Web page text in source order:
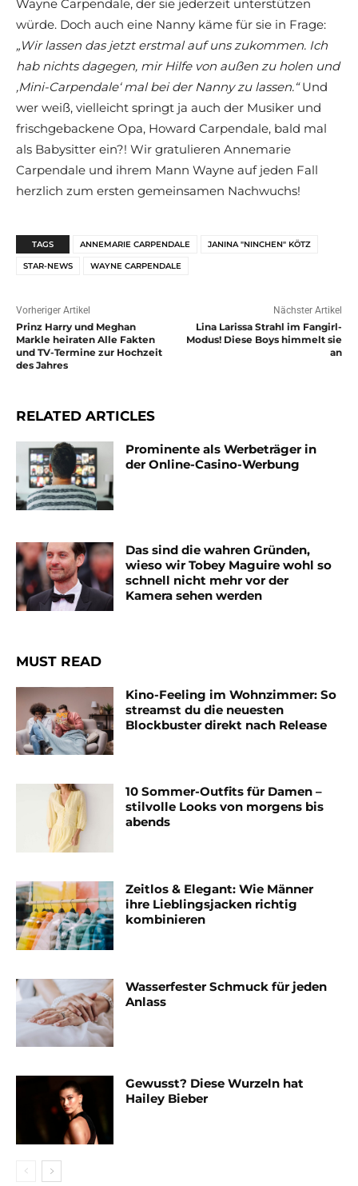
Wayne Carpendale, der sie jederzeit unterstützen
würde. Doch auch eine Nanny käme für sie in Frage:
„Wir lassen das jetzt erstmal auf uns zukommen. Ich
hab nichts dagegen, mir Hilfe von außen zu holen und
‚Mini-Carpendale‘ mal bei der Nanny zu lassen.“Und
wer weiß, vielleicht springt ja auch der Musiker und
frischgebackene Opa, Howard Carpendale, bald mal
als Babysitter ein?! Wir gratulieren Annemarie
Carpendale und ihrem Mann Wayne auf jeden Fall
herzlich zum ersten gemeinsamen Nachwuchs!
TAGS ANNEMARIE CARPENDALE JANINA "NINCHEN" KÖTZ
STAR-NEWS WAYNE CARPENDALE
Vorheriger Artikel
Prinz Harry und Meghan
Markle heiraten Alle Fakten
und TV-Termine zur Hochzeit
des Jahres
Nächster Artikel
Lina Larissa Strahl im Fangirl-
Modus! Diese Boys himmelt sie
an
RELATED ARTICLES
Prominente als Werbeträger in
der Online-Casino-Werbung
Das sind die wahren Gründen,
wieso wir Tobey Maguire wohl so
schnell nicht mehr vor der
Kamera sehen werden
MUST READ
Kino-Feeling im Wohnzimmer: So
streamst du die neuesten
Blockbuster direkt nach Release
10 Sommer-Outfits für Damen –
stilvolle Looks von morgens bis
abends
Zeitlos & Elegant: Wie Männer
ihre Lieblingsjacken richtig
kombinieren
Wasserfester Schmuck für jeden
Anlass
Gewusst? Diese Wurzeln hat
Hailey Bieber